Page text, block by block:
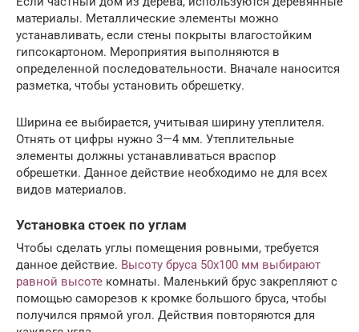
материалы. Металлические элементы можно
устанавливать, если стены покрыты влагостойким
гипсокартоном. Мероприятия выполняются в
определенной последовательности. Вначале наносится
разметка, чтобы установить обрешетку.
Ширина ее выбирается, учитывая ширину утеплителя.
Отнять от цифры нужно 3—4 мм. Утеплительные
элементы должны устанавливаться враспор
обрешетки. Данное действие необходимо не для всех
видов материалов.
Установка стоек по углам
Чтобы сделать углы помещения ровными, требуется
данное действие. Высоту бруса 50х100 мм выбирают
равной высоте комнаты. Маленький брус закрепляют с
помощью саморезов к кромке большого бруса, чтобы
получился прямой угол. Действия повторяются для